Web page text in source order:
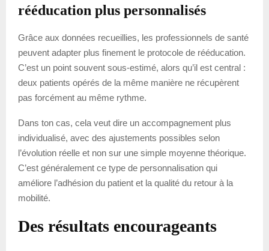
rééducation plus personnalisés
Grâce aux données recueillies, les professionnels de santé
peuvent adapter plus finement le protocole de rééducation.
C’est un point souvent sous-estimé, alors qu’il est central :
deux patients opérés de la même manière ne récupèrent
pas forcément au même rythme.
Dans ton cas, cela veut dire un accompagnement plus
individualisé, avec des ajustements possibles selon
l’évolution réelle et non sur une simple moyenne théorique.
C’est généralement ce type de personnalisation qui
améliore l’adhésion du patient et la qualité du retour à la
mobilité.
Des résultats encourageants